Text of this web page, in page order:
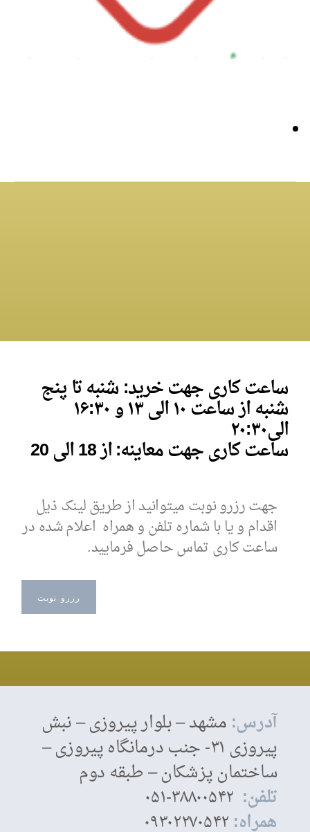
ساعت کاری جهت خرید: شنبه تا پنج
شنبه از ساعت ۱۰ الی ۱۳ و ۱۶:۳۰
الی ۲۰:۳۰
ساعت کاری جهت معاینه: از 18 الی 20
جهت رزرو نوبت میتوانید از طریق لینک ذیل
اقدام و یا با شماره تلفن و همراه اعلام شده در
ساعت کاری تماس حاصل فرمایید.
رزرو نوبت
آدرس:مشهد – بلوار پیروزی – نبش
پیروزی ۳۱- جنب درمانگاه پیروزی –
ساختمان پزشکان – طبقه دوم
تلفن:
همراه:۰۹۳۰۲۲۷۰۵۴۲